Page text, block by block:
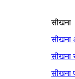
सीखना
सीखना
सीखना
सीखना